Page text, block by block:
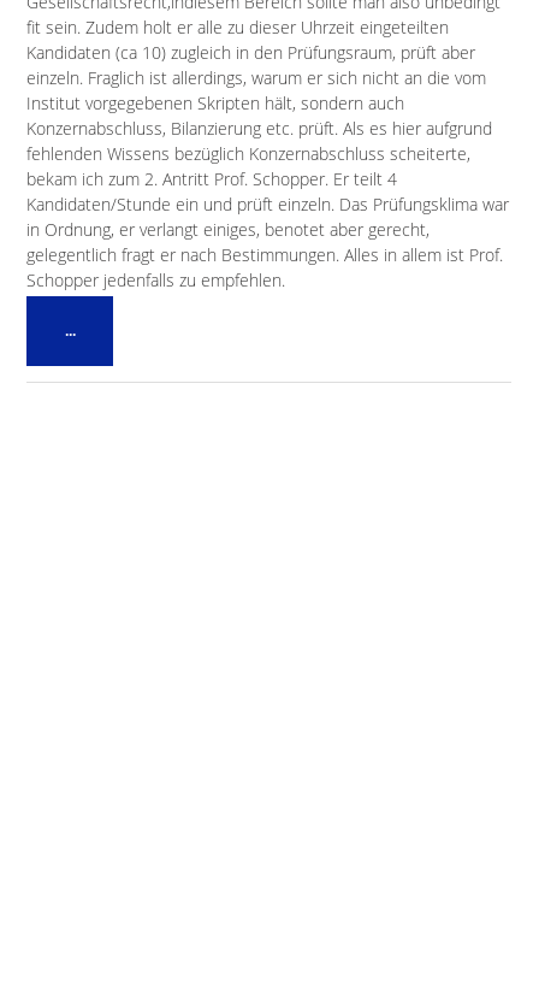
fit sein. Zudem holt er alle zu dieser Uhrzeit eingeteilten
Kandidaten (ca 10) zugleich in den Prüfungsraum, prüft aber
einzeln. Fraglich ist allerdings, warum er sich nicht an die vom
Institut vorgegebenen Skripten hält, sondern auch
Konzernabschluss, Bilanzierung etc. prüft. Als es hier aufgrund
fehlenden Wissens bezüglich Konzernabschluss scheiterte,
bekam ich zum 2. Antritt Prof. Schopper. Er teilt 4
Kandidaten/Stunde ein und prüft einzeln. Das Prüfungsklima war
in Ordnung, er verlangt einiges, benotet aber gerecht,
gelegentlich fragt er nach Bestimmungen. Alles in allem ist Prof.
Schopper jedenfalls zu empfehlen.
...Diese
ein-/ausblenden.